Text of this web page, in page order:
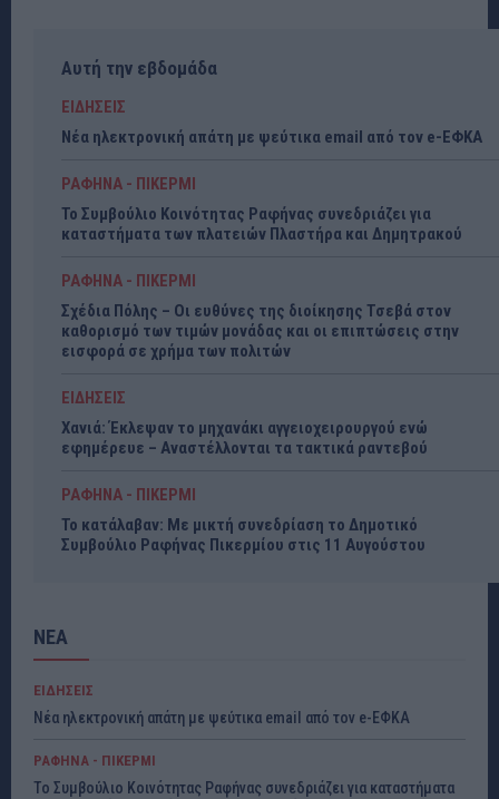
Αυτή την εβδομάδα
ΕΙΔΗΣΕΙΣ
Νέα ηλεκτρονική απάτη με ψεύτικα email από τον e-ΕΦΚΑ
ΡΑΦΗΝΑ - ΠΙΚΕΡΜΙ
Το Συμβούλιο Κοινότητας Ραφήνας συνεδριάζει για
καταστήματα των πλατειών Πλαστήρα και Δημητρακού
ΡΑΦΗΝΑ - ΠΙΚΕΡΜΙ
Σχέδια Πόλης – Οι ευθύνες της διοίκησης Τσεβά στον
καθορισμό των τιμών μονάδας και οι επιπτώσεις στην
εισφορά σε χρήμα των πολιτών
ΕΙΔΗΣΕΙΣ
Χανιά: Έκλεψαν το μηχανάκι αγγειοχειρουργού ενώ
εφημέρευε – Αναστέλλονται τα τακτικά ραντεβού
ΡΑΦΗΝΑ - ΠΙΚΕΡΜΙ
Το κατάλαβαν: Με μικτή συνεδρίαση το Δημοτικό
Συμβούλιο Ραφήνας Πικερμίου στις 11 Αυγούστου
ΝΕΑ
ΕΙΔΗΣΕΙΣ
Νέα ηλεκτρονική απάτη με ψεύτικα email από τον e-ΕΦΚΑ
ΡΑΦΗΝΑ - ΠΙΚΕΡΜΙ
Το Συμβούλιο Κοινότητας Ραφήνας συνεδριάζει για καταστήματα